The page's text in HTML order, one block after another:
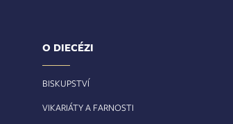
O DIECÉZI
BISKUPSTVÍ
VIKARIÁTY A FARNOSTI